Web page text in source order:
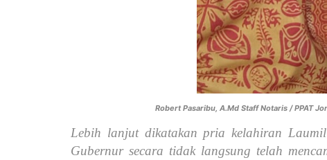
Robert Pasaribu, A.Md Staff Notaris / PPAT
Lebih lanjut dikatakan pria kelahiran
Gubernur secara tidak langsung telah